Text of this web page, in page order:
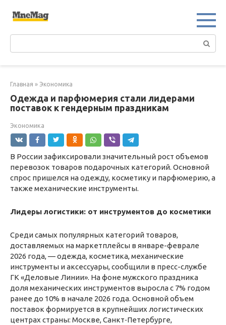
Главная » Экономика
Одежда и парфюмерия стали лидерами
поставок к гендерным праздникам
Экономика
В России зафиксировали значительный рост объемов
перевозок товаров подарочных категорий. Основной
спрос пришелся на одежду, косметику и парфюмерию, а
также механические инструменты.
Лидеры логистики: от инструментов до косметики
Среди самых популярных категорий товаров,
доставляемых на маркетплейсы в январе-феврале
2026 года, — одежда, косметика, механические
инструменты и аксессуары, сообщили в пресс-службе
ГК «Деловые Линии». На фоне мужского праздника
доля механических инструментов выросла с 7% годом
ранее до 10% в начале 2026 года. Основной объем
поставок формируется в крупнейших логистических
центрах страны: Москве, Санкт‑Петербурге,